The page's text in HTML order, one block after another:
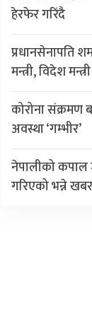
हेरफेर गरिंदै
प्रधानसेनापति
मन्त्री, विदेश
कोरोना
अवस्था ‘गम्भीर’
नेपालीको कपाल
गरिएको भन्ने